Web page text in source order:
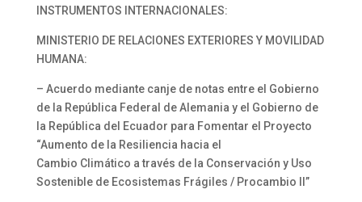
INSTRUMENTOS INTERNACIONALES:
MINISTERIO DE RELACIONES EXTERIORES Y MOVILIDAD
HUMANA:
– Acuerdo mediante canje de notas entre el Gobierno
de la República Federal de Alemania y el Gobierno de
la República del Ecuador para Fomentar el Proyecto
“Aumento de la Resiliencia hacia el
Cambio Climático a través de la Conservación y Uso
Sostenible de Ecosistemas Frágiles / Procambio II”